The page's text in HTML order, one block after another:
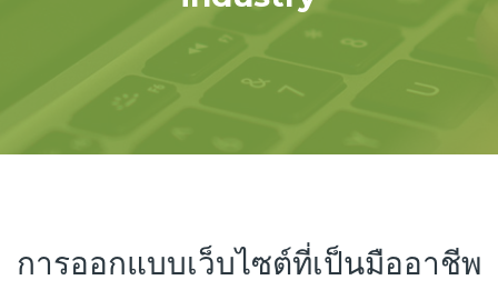
การออกแบบเว็บไซต์ที่เป็นมืออาชีพ